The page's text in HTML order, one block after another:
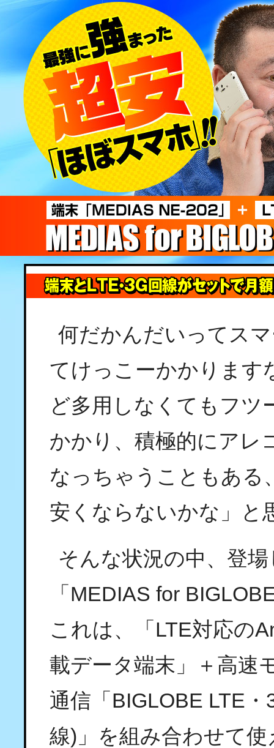
何だかんだいってス
てけっこーかかります
ど多用しなくてもフツ
かかり、積極的にアレ
なっちゃうこともある
安くならないかな」と
そんな状況の中、登
「MEDIAS for
これは、「LTE対応の
載データ端末」＋高速
通信「BIGLOBE LTE・
線)」を組み合わせて